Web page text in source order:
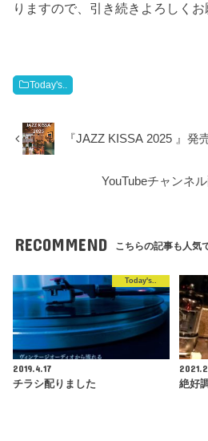
りますので、引き続きよろしくお
Today's..
『JAZZ KISSA 2025 』発
YouTubeチャンネ
RECOMMEND こちらの記事も人気
Today's..
2019.4.17
チラシ配りました
絶好